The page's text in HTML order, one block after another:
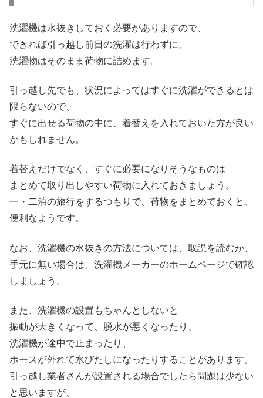
洗濯機は水抜きしておく必要がありますので、
できれば引っ越し前日の洗濯は行わずに、
洗濯物はそのまま荷物に詰めます。
引っ越し先でも、状況によってはすぐに洗濯ができるとは
限らないので、
すぐに出せる荷物の中に、着替えを入れておいた方が良い
かもしれません。
着替えだけでなく、すぐに必要になりそうなものは
まとめて取り出しやすい荷物に入れておきましょう。
一・二泊の旅行をするつもりで、荷物をまとめておくと、
便利なようです。
なお、洗濯機の水抜きの方法については、取説を読むか、
手元に無い場合は、洗濯機メーカーのホームページで確認
しましょう。
また、洗濯機の設置もちゃんとしないと
振動が大きくなって、脱水が悪くなったり、
洗濯機が途中で止まったり、
ホースが外れて水びたしになったりすることがあります。
引っ越し業者さんが設置される場合でしたら問題は少ない
と思いますが、